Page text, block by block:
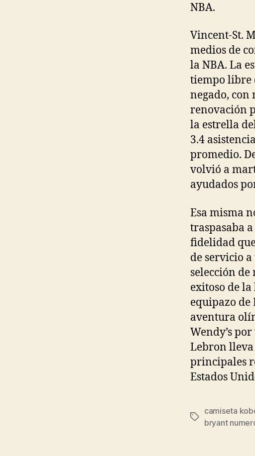
NBA.
Vincent-St.
medios de
la NBA. La
tiempo libre
negado, con
renovación
la estrella
3.4
promedio.
volvió a
ayudados
Esa misma
traspasaba
fidelidad
de servicio
selección de
exitoso de
equipazo de
aventura
Wendy’s
Lebron lleva
principales
Estados
Etiquetas
camiseta
bryant